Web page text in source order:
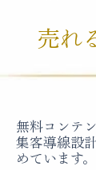
売れ
無料コンテ
集客導線設
めています。